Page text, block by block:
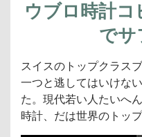
ウブロ時計コ
でサ
スイスのトップクラス
一つと逃してはいけな
た。現代若い人たいへ
時計、だは世界のトッ